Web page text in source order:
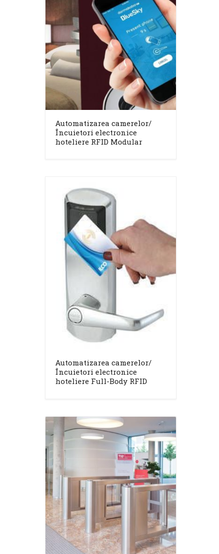
Automatizarea camerelor/
Încuietori electronice
hoteliere RFID Modular
Automatizarea camerelor/
Încuietori electronice
hoteliere Full-Body RFID